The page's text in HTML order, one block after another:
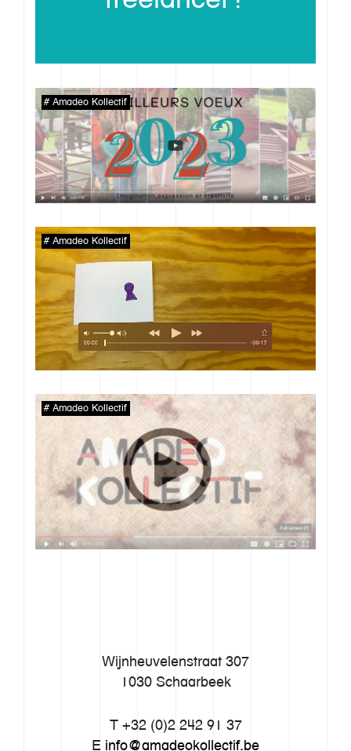
Contact
Amadeo Kollectif
Amadeo Kollectif
Amadeo Kollectif
Wijnheuvelenstraat 307
1030 Schaarbeek
T +32 (0)2 242 91 37
E info@amadeokollectif.be